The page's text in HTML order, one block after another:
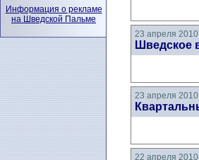
23 апреля 2010
Шведское
23 апреля 2010
22 апреля 2010
Информация о рекламе
на Шведской Пальме